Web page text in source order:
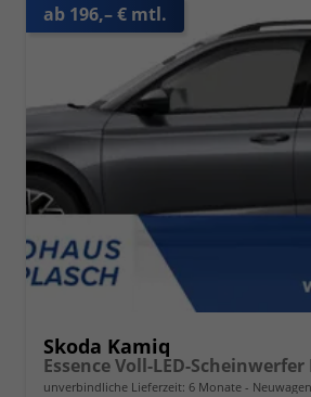
ab 196,– € mtl.
Skoda Kamiq
unverbindliche Lieferzeit: 6 Monate